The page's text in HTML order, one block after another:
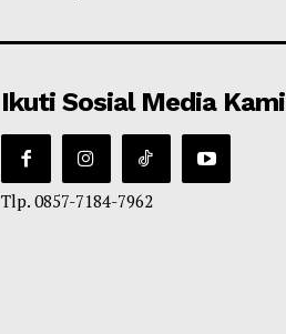
Ikuti Sosial Media Kami
Tlp. 0857-7184-7962